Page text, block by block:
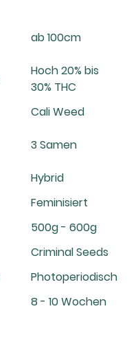
ab 100cm
Hoch 20% bis
30% THC
Cali Weed
3 Samen
Hybrid
Feminisiert
500g - 600g
Criminal Seeds
Photoperiodisch
8 - 10 Wochen